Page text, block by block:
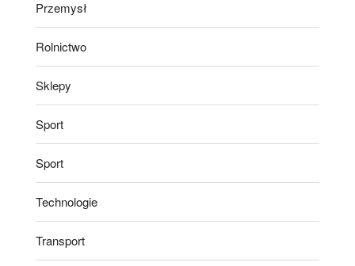
Przemysł
Rolnictwo
Sklepy
Sport
Sport
Technologie
Transport